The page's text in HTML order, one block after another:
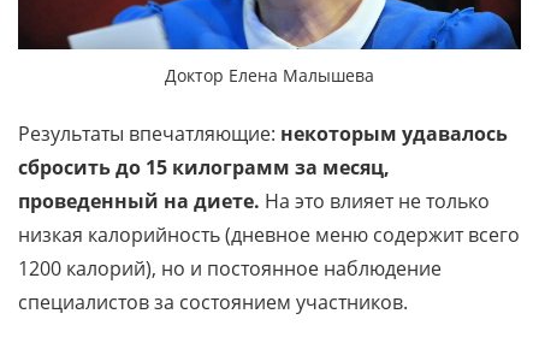
Доктор Елена Малышева
Результаты впечатляющие: некоторым удавалось
сбросить до 15 килограмм за месяц,
проведенный на диете. На это влияет не только
низкая калорийность (дневное меню содержит всего
1200 калорий), но и постоянное наблюдение
специалистов за состоянием участников.